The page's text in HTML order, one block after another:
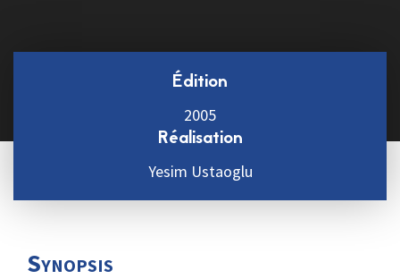
Édition
2005
Réalisation
Yesim Ustaoglu
Synopsis